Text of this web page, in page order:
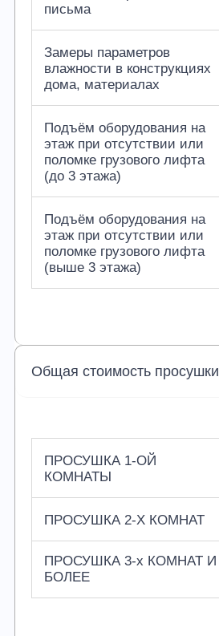
письма
Замеры параметров
влажности в конструкциях
дома, материалах
Подъём оборудования на
этаж при отсутствии или
поломке грузового лифта
(до 3 этажа)
Подъём оборудования на
этаж при отсутствии или
поломке грузового лифта
(выше 3 этажа)
Общая стоимость просушки
ПРОСУШКА 1-ОЙ
КОМНАТЫ
ПРОСУШКА 2-Х КОМНАТ
ПРОСУШКА 3-х КОМНАТ И
БОЛЕЕ